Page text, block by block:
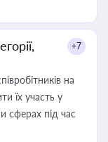
+7
на
їх участь у
сферах під час